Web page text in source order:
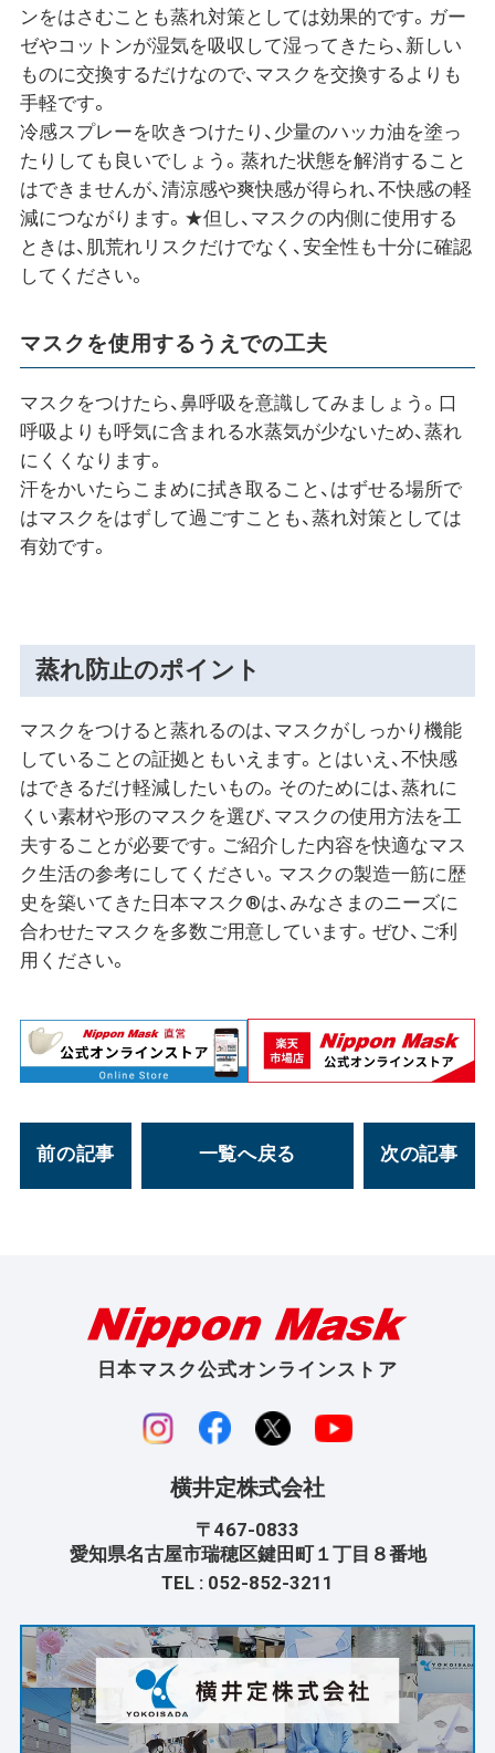
ンをはさむことも蒸れ対策としては効果的です。ガー
ゼやコットンが湿気を吸収して湿ってきたら、新しい
ものに交換するだけなので、マスクを交換するよりも
手軽です。
冷感スプレーを吹きつけたり、少量のハッカ油を塗っ
たりしても良いでしょう。蒸れた状態を解消すること
はできませんが、清涼感や爽快感が得られ、不快感の軽
減につながります。★但し、マスクの内側に使用する
ときは、肌荒れリスクだけでなく、安全性も十分に確認
してください。
マスクを使用するうえでの工夫
マスクをつけたら、鼻呼吸を意識してみましょう。口
呼吸よりも呼気に含まれる水蒸気が少ないため、蒸れ
にくくなります。
汗をかいたらこまめに拭き取ること、はずせる場所で
はマスクをはずして過ごすことも、蒸れ対策としては
有効です。
蒸れ防止のポイント
マスクをつけると蒸れるのは、マスクがしっかり機能
していることの証拠ともいえます。とはいえ、不快感
はできるだけ軽減したいもの。そのためには、蒸れに
くい素材や形のマスクを選び、マスクの使用方法を工
夫することが必要です。ご紹介した内容を快適なマス
ク生活の参考にしてください。マスクの製造一筋に歴
史を築いてきた日本マスク®は、みなさまのニーズに
合わせたマスクを多数ご用意しています。ぜひ、ご利
用ください。
前の記事 一覧へ戻る 次の記事
日本マスク公式オンラインストア
横井定株式会社
〒467-0833
愛知県名古屋市瑞穂区鍵田町１丁目８番地
TEL : 052-852-3211